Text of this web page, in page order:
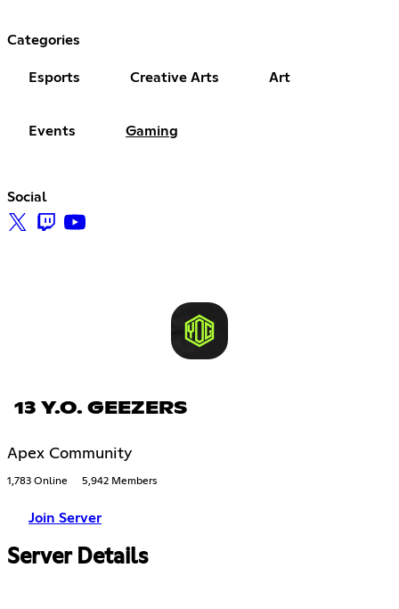
Categories
Esports Creative Arts Art
Events Gaming
Social
13 Y.O. GEEZERS
Apex Community
1,783 Online 5,942 Members
Join Server
Server Details